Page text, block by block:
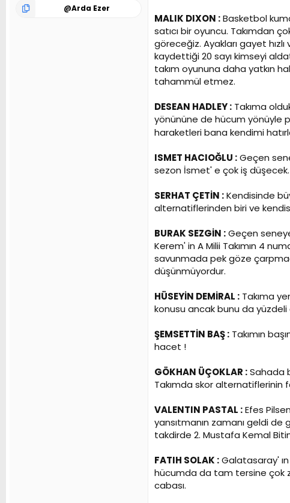
@Arda Ezer
MALIK DIXON :Basketbol
satıcı bir oyuncu. Takımdan
göreceğiz. Ayakları gayet
kaydettiği 20 sayı kimseyi
takım oyununa daha yatkın
tahammül etmez.
DESEAN HADLEY : Takıma
yönününe de hücum yönüyle
haraketleri bana kendimi
ISMET HACIOĞLU :Geçen
sezon İsmet' e çok iş
SERHAT ÇETİN :Kendisinde
alternatiflerinden biri ve
BURAK SEZGİN :Geçen
Kerem' in A Milii Takımın 4
savunmada pek göze
düşünmüyordur.
HÜSEYİN DEMİRAL : Takıma
konusu ancak bunu da yüzdeli
ŞEMSETTİN BAŞ : Takımın
hacet !
GÖKHAN ÜÇOKLAR :Sahada
Takımda skor alternatiflerinin
VALENTIN PASTAL :Efes
yansıtmanın zamanı geldi
takdirde 2. Mustafa Kemal
FATIH SOLAK :Galatasaray'
hücumda da tam tersine çok
cabası.